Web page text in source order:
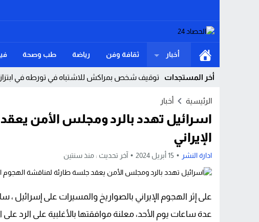
أخبار ثقافة وفن رياضة طب وصحة
أخر المستجدات توقيف شخص بمراكش للاشتباه في تورطه في
لست أولى بالعتاب… حين يكون الوطن والكرامة فوق
مستشفى القرب بأولاد تايمة.. حين يتحول الخصاص في
الشَّرِيط السَّاحِلِيّ بإقْلِيم شِفْشَاون ثَرْوَة اِقْتِصَادِيَّة
في نعي عبد الكبير… الدعاء يجمع أهل البوشتيين
وزارة الداخلية: أحداث سبتة ومليلية نتجت عن
الرئيسية أخبار
اسرائيل تهدد بالرد ومجلس الأمن
الإيراني
ادارة النشر 15 أبريل 2024 آخر تحديث : منذ سنتين
على إثر الهجوم الإيراني بالصواريخ والمسيرات على إسرائيل ،
عدة ساعات يوم الأحد، معلنة موافقتها بالأغلبية على الرد على